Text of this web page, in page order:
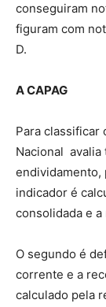
conseguiram
figuram com
D.
A CAPAG
Para classificar
Nacional
endividamento,
indicador é
consolidada e
O segundo é
corrente e a
calculado pela